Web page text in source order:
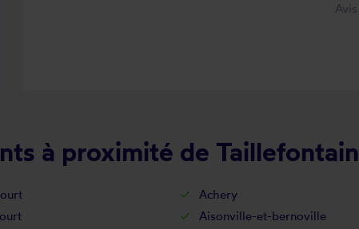
à proximité de
Achery
Aisonville-et-bernoville